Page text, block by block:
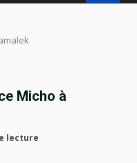
Micho à
lecture